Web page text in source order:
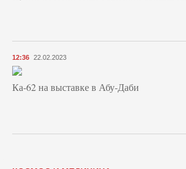
12:36 22.02.2023
Ка-62 на выставке в Абу-Даби